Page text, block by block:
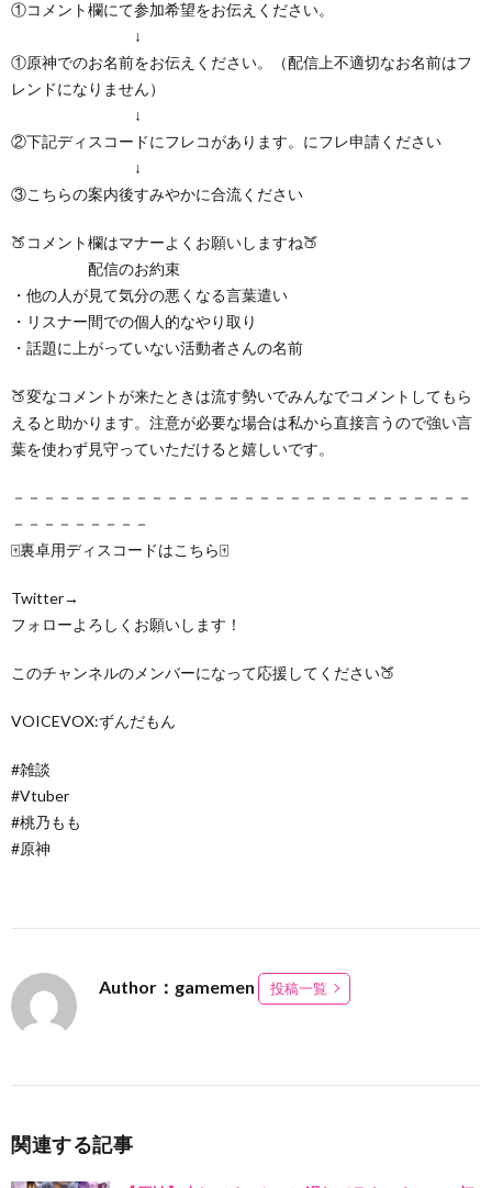
①コメント欄にて参加希望をお伝えください。
↓
①原神でのお名前をお伝えください。（配信上不適切なお名前はフ
レンドになりません）
↓
②下記ディスコードにフレコがあります。にフレ申請ください
↓
③こちらの案内後すみやかに合流ください
🍑コメント欄はマナーよくお願いしますね🍑
配信のお約束
・他の人が見て気分の悪くなる言葉遣い
・リスナー間での個人的なやり取り
・話題に上がっていない活動者さんの名前
🍑変なコメントが来たときは流す勢いでみんなでコメントしてもら
えると助かります。注意が必要な場合は私から直接言うので強い言
葉を使わず見守っていただけると嬉しいです。
－－－－－－－－－－－－－－－－－－－－－－－－－－－－－－
－－－－－－－－－
🀄裏卓用ディスコードはこちら🀄
Twitter→
フォローよろしくお願いします！
このチャンネルのメンバーになって応援してください🍑
VOICEVOX:ずんだもん
#雑談
#Vtuber
#桃乃もも
#原神
Author：gamemen 投稿一覧
関連する記事